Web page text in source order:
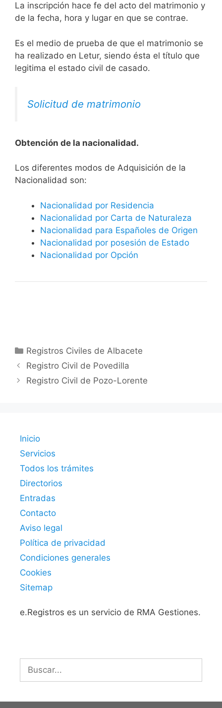
La inscripción hace fe del acto del matrimonio y
de la fecha, hora y lugar en que se contrae.
Es el medio de prueba de que el matrimonio se
ha realizado en Letur, siendo ésta el título que
legitima el estado civil de casado.
Solicitud de matrimonio
Obtención de la nacionalidad.
​​​Los diferentes modos de Adquisición de la
Nacionalidad son:
Nacionalidad por Residencia
Nacionalidad por Carta de Naturaleza
Nacionalidad para Españoles de Origen
Nacionalidad por posesión de Estado
Nacionalidad por Opción
Categorías
Registros Civiles de Albacete
Registro Civil de Povedilla
Registro Civil de Pozo-Lorente
Inicio
Servicios
Todos los trámites
Directorios
Entradas
Contacto
Aviso legal
Política de privacidad
Condiciones generales
Cookies
Sitemap
e.Registros es un servicio de RMA Gestiones.
Buscar: